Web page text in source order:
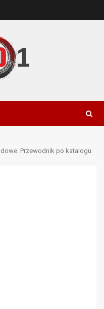
Przewodnik po katalogu